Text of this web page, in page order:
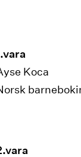
Koca